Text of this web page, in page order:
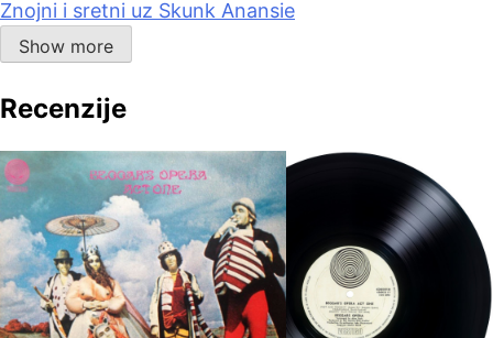
Znojni i sretni uz Skunk Anansie
Show more
Recenzije